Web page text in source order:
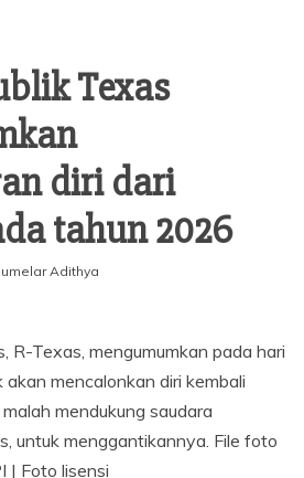
Texas
diri dari
tahun 2026
Adithya
R-Texas, mengumumkan pada hari
mencalonkan diri kembali
mendukung saudara
untuk menggantikannya. File foto
| Foto lisensi